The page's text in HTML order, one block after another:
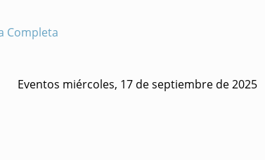
Completa
Eventos miércoles, 17 de septiembre de 2025